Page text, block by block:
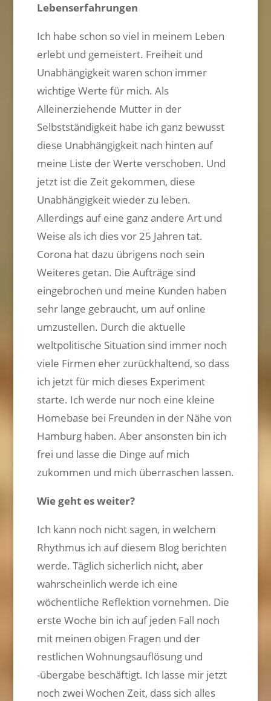
Lebenserfahrungen
Ich habe schon so viel in meinem Leben
erlebt und gemeistert. Freiheit und
Unabhängigkeit waren schon immer
wichtige Werte für mich. Als
Alleinerziehende Mutter in der
Selbstständigkeit habe ich ganz bewusst
diese Unabhängigkeit nach hinten auf
meine Liste der Werte verschoben. Und
jetzt ist die Zeit gekommen, diese
Unabhängigkeit wieder zu leben.
Allerdings auf eine ganz andere Art und
Weise als ich dies vor 25 Jahren tat.
Corona hat dazu übrigens noch sein
Weiteres getan. Die Aufträge sind
eingebrochen und meine Kunden haben
sehr lange gebraucht, um auf online
umzustellen. Durch die aktuelle
weltpolitische Situation sind immer noch
viele Firmen eher zurückhaltend, so dass
ich jetzt für mich dieses Experiment
starte. Ich werde nur noch eine kleine
Homebase bei Freunden in der Nähe von
Hamburg haben. Aber ansonsten bin ich
frei und lasse die Dinge auf mich
zukommen und mich überraschen lassen.
Wie geht es weiter?
Ich kann noch nicht sagen, in welchem
Rhythmus ich auf diesem Blog berichten
werde. Täglich sicherlich nicht, aber
wahrscheinlich werde ich eine
wöchentliche Reflektion vornehmen. Die
erste Woche bin ich auf jeden Fall noch
mit meinen obigen Fragen und der
restlichen Wohnungsauflösung und
-übergabe beschäftigt. Ich lasse mir jetzt
noch zwei Wochen Zeit, dass sich alles